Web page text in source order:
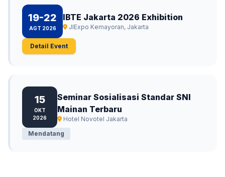
19-22
AGT 2026
IBTE Jakarta 2026 Exhibition
JIExpo Kemayoran, Jakarta
Detail Event
15
OKT
2026
Seminar Sosialisasi Standar SNI
Mainan Terbaru
Hotel Novotel Jakarta
Mendatang